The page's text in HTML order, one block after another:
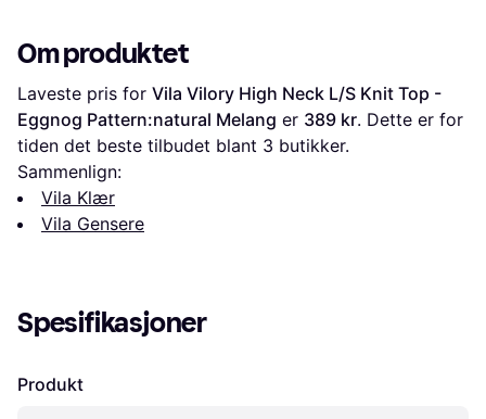
Om produktet
Laveste pris for Vila Vilory High Neck L/S Knit Top -
Eggnog Pattern:natural Melang er 389 kr. Dette er for
tiden det beste tilbudet blant 3 butikker.
Sammenlign:
Vila Klær
Vila Gensere
Spesifikasjoner
Produkt